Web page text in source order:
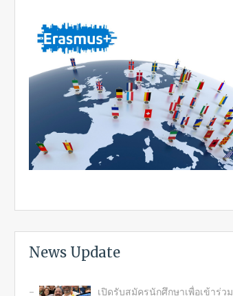
News Update
เปิดรับสมัครนักศึกษาเพื่อเข้าร่วม